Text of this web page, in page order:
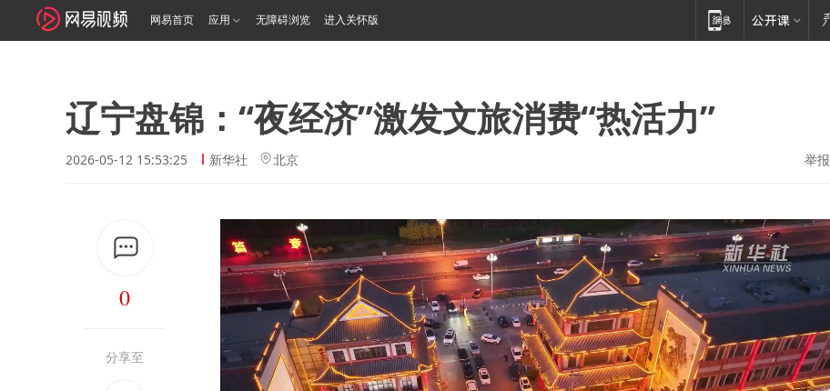
网易首页 应用 无障碍浏览 进入关怀版
辽宁盘锦：“夜经济”激发文旅消费“热活力”
2026-05-12 15:53:25 新华社 北京 举报
0
分享至